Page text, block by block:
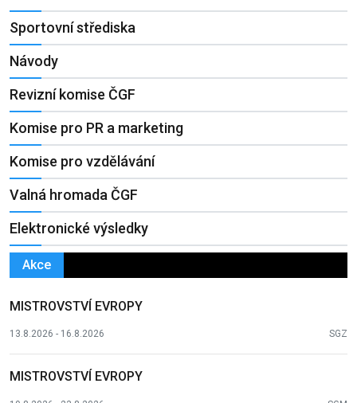
Sportovní střediska
Návody
Revizní komise ČGF
Komise pro PR a marketing
Komise pro vzdělávání
Valná hromada ČGF
Elektronické výsledky
Akce
MISTROVSTVÍ EVROPY
13.8.2026 - 16.8.2026 SGZ
MISTROVSTVÍ EVROPY